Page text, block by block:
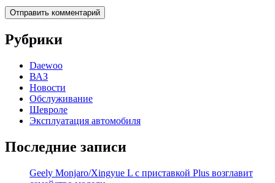
Рубрики
Daewoo
ВАЗ
Новости
Обслуживание
Шевроле
Эксплуатация автомобиля
Последние записи
Geely Monjaro/Xingyue L с приставкой Plus возглавит